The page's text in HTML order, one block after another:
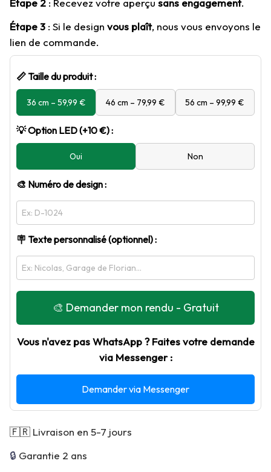
Étape 3 : Si le design vous plaît, nous vous envoyons le
lien de commande.
📏 Taille du produit :
36 cm – 59,99 € 46 cm – 79,99 € 56 cm – 99,99 €
💡 Option LED (+10 €) :
Oui Non
🎨 Numéro de design :
🪧 Texte personnalisé (optionnel) :
🎨 Demander mon rendu - Gratuit
Vous n'avez pas WhatsApp ? Faites votre demande
via Messenger :
Demander via Messenger
🇫🇷 Livraison en 5-7 jours
🔒 Garantie 2 ans